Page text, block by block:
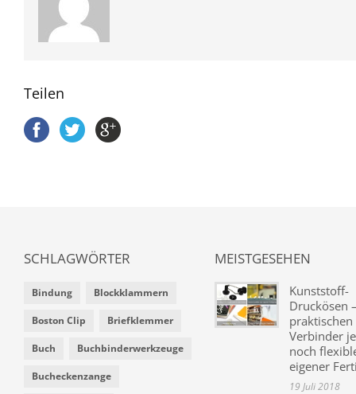
Teilen
SCHLAGWÖRTER
Bindung Blockklammern
Boston Clip Briefklemmer
Buch Buchbinderwerkzeuge
Bucheckenzange
MEISTGESEHEN
Kunststoff-
Druckösen
praktischen
Verbinder
noch
eigener
19 Juli 2018